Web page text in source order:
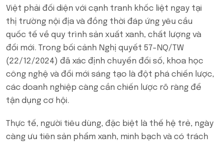
Việt phải đối diện với cạnh tranh khốc liệt ngay tại
thị trường nội địa và đồng thời đáp ứng yêu cầu
quốc tế về quy trình sản xuất xanh, chất lượng và
đổi mới. Trong bối cảnh Nghị quyết 57-NQ/TW
(22/12/2024) đã xác định chuyển đổi số, khoa học
công nghệ và đổi mới sáng tạo là đột phá chiến lược,
các doanh nghiệp càng cần chiến lược rõ ràng để
tận dụng cơ hội.
Thực tế, người tiêu dùng, đặc biệt là thế hệ trẻ, ngày
càng ưu tiên sản phẩm xanh, minh bạch và có trách